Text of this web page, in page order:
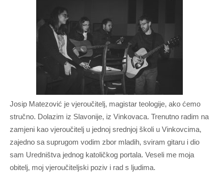
Josip Matezović je vjeroučitelj, magistar teologije, ako ćemo
stručno. Dolazim iz Slavonije, iz Vinkovaca. Trenutno radim na
zamjeni kao vjeroučitelj u jednoj srednjoj školi u Vinkovcima,
zajedno sa suprugom vodim zbor mladih, sviram gitaru i dio
sam Uredništva jednog katoličkog portala. Veseli me moja
obitelj, moj vjeroučiteljski poziv i rad s ljudima.